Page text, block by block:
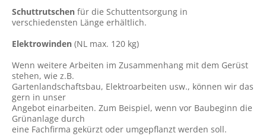
Schuttrutschen für die Schuttentsorgung in
verschiedensten Länge erhältlich.
Elektrowinden (NL max. 120 kg)
Wenn weitere Arbeiten im Zusammenhang mit dem Gerüst
stehen, wie z.B.
Gartenlandschaftsbau, Elektroarbeiten usw., können wir das
gern in unser
Angebot einarbeiten. Zum Beispiel, wenn vor Baubeginn die
Grünanlage durch
eine Fachfirma gekürzt oder umgepflanzt werden soll.